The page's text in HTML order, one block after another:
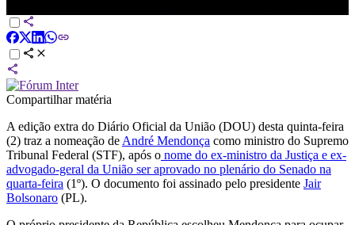
Compartilhar matéria
A edição extra do Diário Oficial da União (DOU) desta quinta-feira
(2) traz a nomeação de André Mendonça como ministro do Supremo
Tribunal Federal (STF), após o nome do ex-ministro da Justiça e ex-
advogado-geral da União ser aprovado no plenário do Senado na
quarta-feira (1º). O documento foi assinado pelo presidente Jair
Bolsonaro (PL).